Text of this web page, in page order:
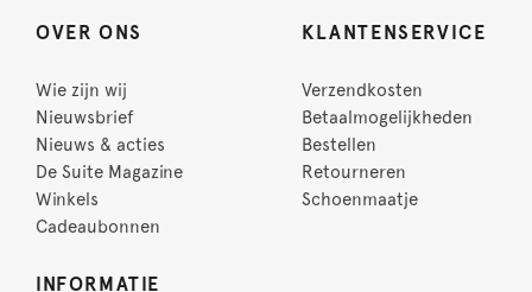
OVER ONS
Wie zijn wij
Nieuwsbrief
Nieuws & acties
De Suite Magazine
Winkels
Cadeaubonnen
KLANTENSERVICE
Verzendkosten
Betaalmogelijkheden
Bestellen
Retourneren
Schoenmaatje
INFORMATIE